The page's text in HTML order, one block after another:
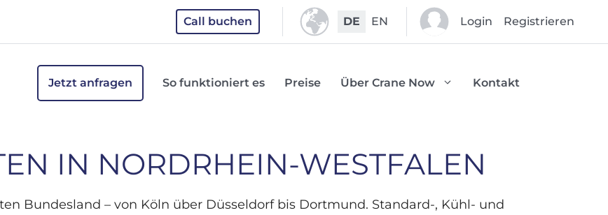
Call buchen DE EN Login Registrieren
Jetzt anfragen So funktioniert es Preise Über Crane Now Kontakt
IN NORDRHEIN-WESTFALEN
Bundesland – von Köln über Düsseldorf bis Dortmund. Standard-, Kühl- und